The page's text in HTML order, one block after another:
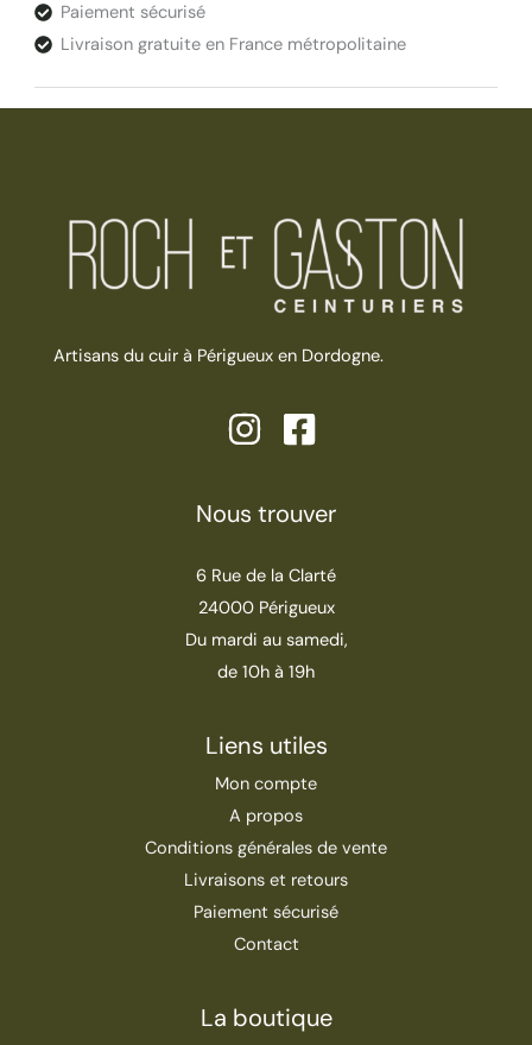
Paiement sécurisé
Livraison gratuite en France métropolitaine
Artisans du cuir à Périgueux en Dordogne.
Nous trouver
6 Rue de la Clarté
24000 Périgueux
Du mardi au samedi,
de 10h à 19h
Liens utiles
Mon compte
A propos
Conditions générales de vente
Livraisons et retours
Paiement sécurisé
Contact
La boutique